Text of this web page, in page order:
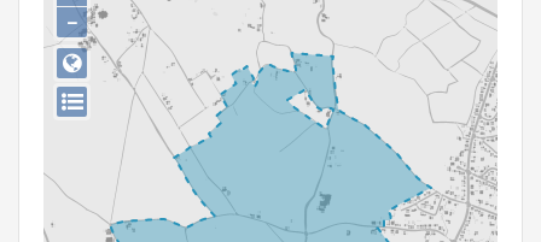
Downloads
Hergebruik
−